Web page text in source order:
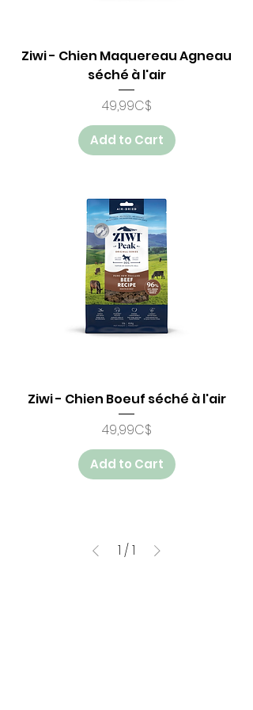
Ziwi - Chien Maquereau Agneau
séché à l'air
Price
49,99C$
Add to Cart
Ziwi - Chien Boeuf séché à l'air
Price
49,99C$
Add to Cart
1 /1